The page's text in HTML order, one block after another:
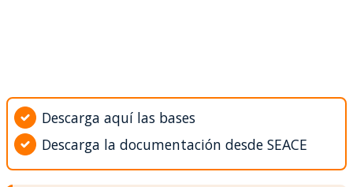
Descarga aquí las bases
Descarga la documentación desde SEACE